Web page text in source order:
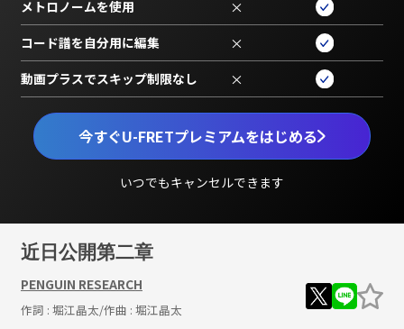
今すぐU-FRETプレミアムをはじめる
いつでもキャンセルできます
メトロノームを使用 ×
コード譜を自分用に編集 ×
動画プラスでスキップ制限なし ×
近日公開第二章
PENGUIN RESEARCH
作詞 : 堀江晶太/作曲 : 堀江晶太